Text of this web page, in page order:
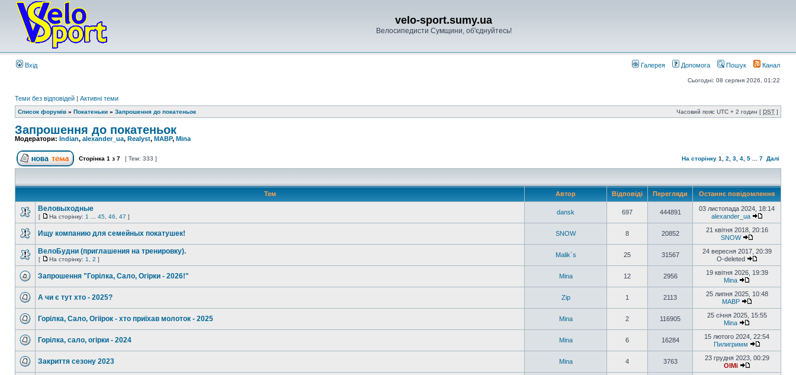
velo-sport.sumy.ua
Велосипедисти Сумщини, об'єднуйтесь!
Вхід Галерея Допомога Пошук Канал
Сьогодні: 08 серпня 2026, 01:22
Теми без відповідей | Активні теми
Список форумів » Покатеньки » Запрошення до покатеньок Часовий пояс UTC + 2 годин [ DST ]
Запрошення до покатеньок
Модератори: Indian, alexander_ua, Realyst, MABP, Mina
Сторінка 1 з 7 [ Тем: 333 ] На сторінку 1 2 3 4 5 7 Далі
Тем Автор Відповіді Перегляди Останнє повідомлення
Веловыходные
[ На сторінку: 1 45 46 47 ]
dansk 697 444891
03 листопада 2024, 18:14
alexander_ua
Ищу компанию для семейных покатушек! SNOW 8 20852
21 квітня 2018, 20:16
SNOW
ВелоБудни (приглашения на тренировку).
[ На сторінку: 1 2 ]
Malik`s 25 31567
24 вересня 2017, 20:39
O-deleted
Запрошення "Горілка, Сало, Огірки - 2026!" Mina 12 2956
19 квітня 2026, 19:39
Mina
А чи є тут хто - 2025? Zip 1 2113
25 липня 2025, 10:48
MABP
Горілка, Сало, Огіірок - хто приїхав молоток - 2025 Mina 2 116905
25 січня 2025, 15:55
Mina
Горілка, сало, огірки - 2024 Mina 6 16284
15 лютого 2024, 22:54
Пилигримм
Закриття сезону 2023 Mina 4 3763
23 грудня 2023, 00:29
OlMi